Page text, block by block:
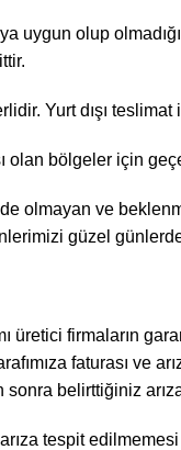
uygun olup
Yurt dışı
olan bölgeler için
olmayan ve
güzel
üretici firmaların
faturası ve
sonra belirttiğiniz
tespit